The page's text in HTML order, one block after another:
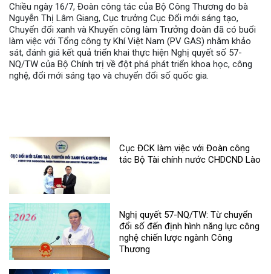
Chiều ngày 16/7, Đoàn công tác của Bộ Công Thương do bà
Nguyễn Thị Lâm Giang, Cục trưởng Cục Đổi mới sáng tạo,
Chuyển đổi xanh và Khuyến công làm Trưởng đoàn đã có buổi
làm việc với Tổng công ty Khí Việt Nam (PV GAS) nhằm khảo
sát, đánh giá kết quả triển khai thực hiện Nghị quyết số 57-
NQ/TW của Bộ Chính trị về đột phá phát triển khoa học, công
nghệ, đổi mới sáng tạo và chuyển đổi số quốc gia.
tạo và chuyển đổi số và đề án 06
Chiều 10/7, Bộ trưởng Bộ Công Thương Lê Mạnh Hùng đã chủ
trì Hội nghị Ban chỉ đạo của Bộ Công Thương về Phát triển
khoa học, công nghệ, đổi mới sáng tạo, chuyển đổi số và Đề án
06.
Cục ĐCK làm việc với Đoàn công
tác Bộ Tài chính nước CHDCND Lào
Nghị quyết 57-NQ/TW: Từ chuyển
đổi số đến định hình năng lực công
nghệ chiến lược ngành Công
Thương